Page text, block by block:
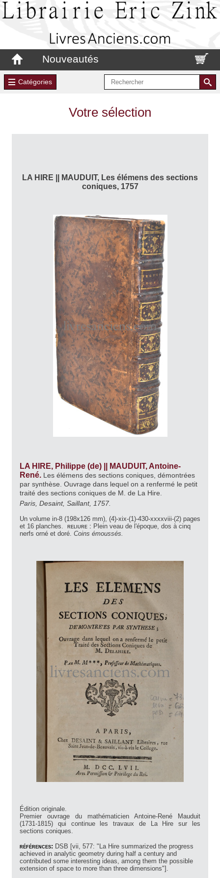
Nouveautés
Catégories
Votre sélection
LA HIRE || MAUDUIT, Les élémens des sections
coniques, 1757
LA HIRE, Philippe (de) || MAUDUIT, Antoine-
René. Les élémens des sections coniques, démontrées
par synthèse. Ouvrage dans lequel on a renfermé le petit
traité des sections coniques de M. de La Hire.
Paris, Desaint, Saillant, 1757.
Un volume in-8 (198x126 mm), (4)-xix-(1)-430-xxxxviii-(2) pages
et 16 planches. reliure : Plein veau de l'époque, dos à cinq
nerfs orné et doré. Coins émoussés.
Édition originale.
Premier ouvrage du mathématicien Antoine-René Mauduit
(1731-1815) qui continue les travaux de La Hire sur les
sections coniques.
références: DSB [vii, 577: "La Hire summarized the progress
achieved in analytic geometry during half a century and
contributed some interesting ideas, among them the possible
extension of space to more than three dimensions"].